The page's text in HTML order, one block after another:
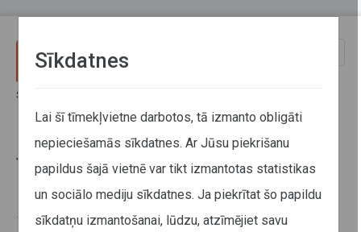
Sākums
Tranzīta maršruti Uzbekistānas
Republikas teritorijā
17. aprīlis 2012
Sīkdatnes
Lai šī tīmekļvietne darbotos, tā izmanto obligāti
nepieciešamās sīkdatnes. Ar Jūsu piekrišanu
papildus šajā vietnē var tikt izmantotas statistikas
un sociālo mediju sīkdatnes. Ja piekrītat šo papildu
sīkdatņu izmantošanai, lūdzu, atzīmējiet savu